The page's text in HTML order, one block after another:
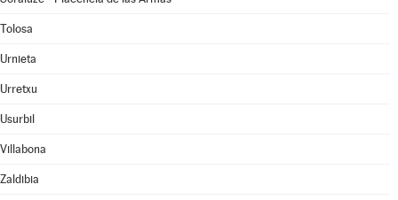
Tolosa
Urnieta
Urretxu
Usurbil
Villabona
Zaldibia